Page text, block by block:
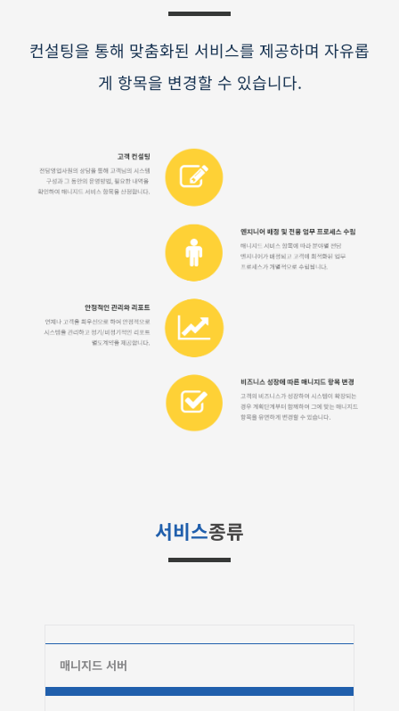
컨설팅을 통해 맞춤화된 서비스를 제공하며 자유롭
게 항목을 변경할 수 있습니다.
서비스종류
매니지드 서버